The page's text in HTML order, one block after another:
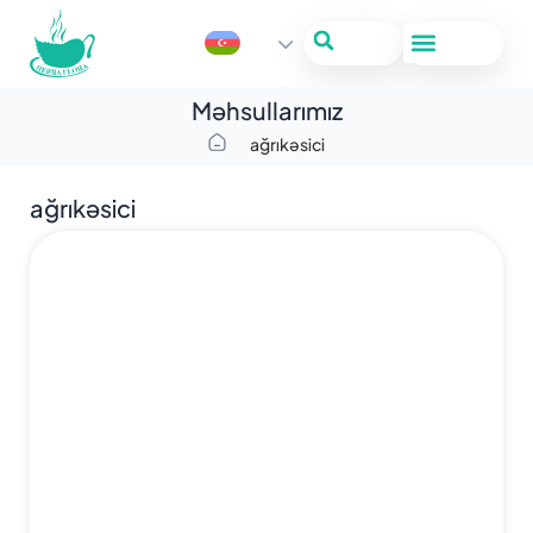
ağrıkəsici
Məhsullarımız
ağrıkəsici